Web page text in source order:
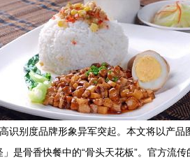
识别度品牌形象异军突起。本文将以产
是骨香快餐中的“骨头天花板”。官方流